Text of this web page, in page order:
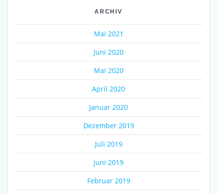
ARCHIV
Mai 2021
Juni 2020
Mai 2020
April 2020
Januar 2020
Dezember 2019
Juli 2019
Juni 2019
Februar 2019